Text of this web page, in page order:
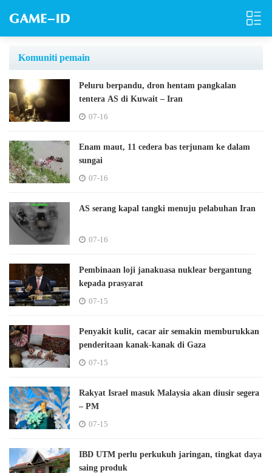
Komuniti pemain
Peluru berpandu, dron hentam pangkalan
tentera AS di Kuwait – Iran
07-16
Enam maut, 11 cedera bas terjunam ke dalam
sungai
07-16
AS serang kapal tangki menuju pelabuhan Iran
07-16
Pembinaan loji janakuasa nuklear bergantung
kepada prasyarat
07-15
Penyakit kulit, cacar air semakin memburukkan
penderitaan kanak-kanak di Gaza
07-15
Rakyat Israel masuk Malaysia akan diusir segera
– PM
07-15
IBD UTM perlu perkukuh jaringan, tingkat daya
saing produk